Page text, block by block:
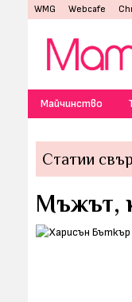
WMG Webcafe
Майчинство
Статии
Мъжът,